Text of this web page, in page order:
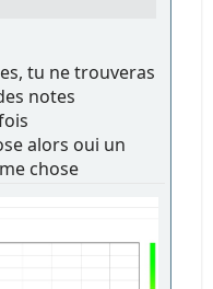
tu ne trouveras
notes
alors oui un
chose